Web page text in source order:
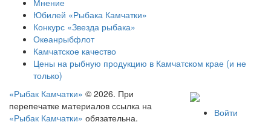
Мнение
Юбилей «Рыбака Камчатки»
Конкурс «Звезда рыбака»
Океанрыбфлот
Камчатское качество
Цены на рыбную продукцию в Камчатском крае (и не
только)
«Рыбак Камчатки» © 2026. При
перепечатке материалов ссылка на
«Рыбак Камчатки» обязательна. Войти